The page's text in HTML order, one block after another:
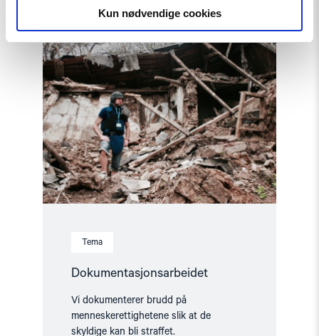
Kun nødvendige cookies
Tema
Dokumentasjonsarbeidet
Vi dokumenterer brudd på
menneskerettighetene slik at de
skyldige kan bli straffet.
article
"Dokumentasjonsarbeidet"